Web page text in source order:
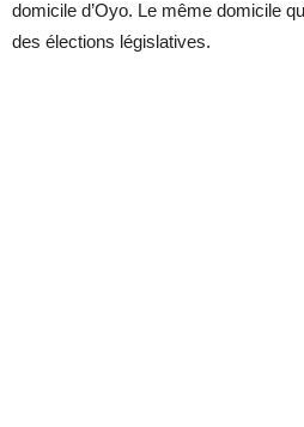
domicile d’Oyo. Le même domicile
des élections législatives.